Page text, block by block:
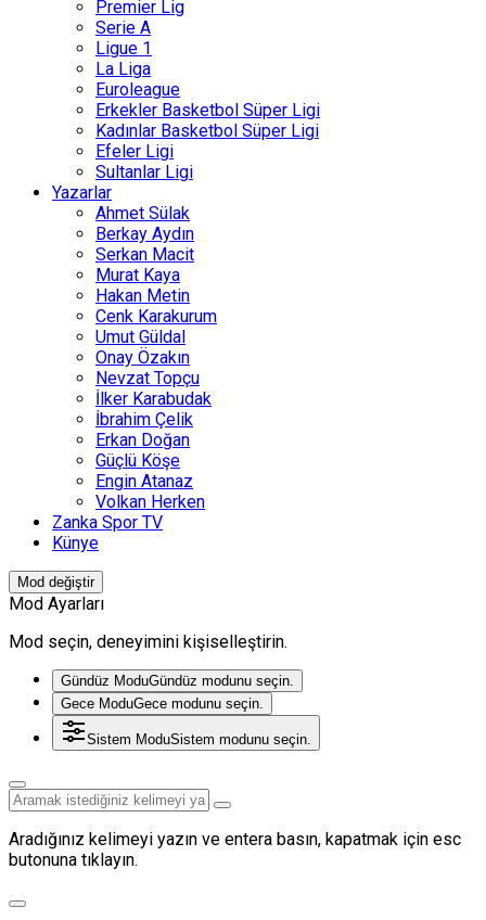
Premier Lig
Serie A
Ligue 1
La Liga
Euroleague
Erkekler Basketbol Süper Ligi
Kadınlar Basketbol Süper Ligi
Efeler Ligi
Sultanlar Ligi
Yazarlar
Ahmet Sülak
Berkay Aydın
Serkan Macit
Murat Kaya
Hakan Metin
Cenk Karakurum
Umut Güldal
Onay Özakın
Nevzat Topçu
İlker Karabudak
İbrahim Çelik
Erkan Doğan
Güçlü Köşe
Engin Atanaz
Volkan Herken
Zanka Spor TV
Künye
Mod değiştir
Mod Ayarları
Mod seçin, deneyimini kişiselleştirin.
Gündüz ModuGündüz modunu seçin.
Gece ModuGece modunu seçin.
Sistem ModuSistem modunu seçin.
Aradığınız kelimeyi yazın ve entera basın, kapatmak için esc
butonuna tıklayın.